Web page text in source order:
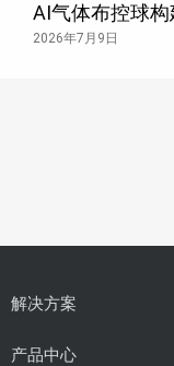
AI气体布控球
2026年7月9日
解决方案
产品中心